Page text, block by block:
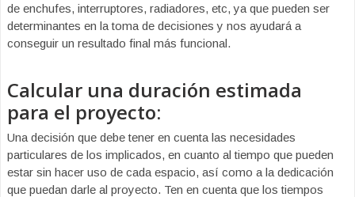
de enchufes, interruptores, radiadores, etc, ya que pueden ser
determinantes en la toma de decisiones y nos ayudará a
conseguir un resultado final más funcional.
Calcular una duración estimada
para el proyecto:
Una decisión que debe tener en cuenta las necesidades
particulares de los implicados, en cuanto al tiempo que pueden
estar sin hacer uso de cada espacio, así como a la dedicación
que puedan darle al proyecto. Ten en cuenta que los tiempos